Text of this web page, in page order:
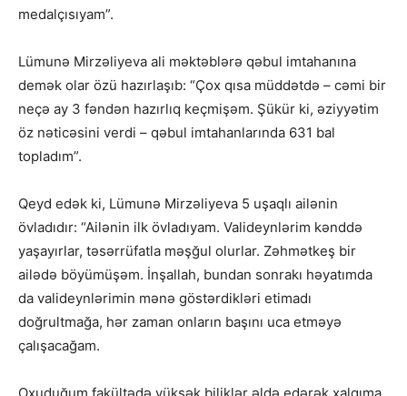
medalçısıyam”.
Lümunə Mirzəliyeva ali məktəblərə qəbul imtahanına
demək olar özü hazırlaşıb: “Çox qısa müddətdə – cəmi bir
neçə ay 3 fəndən hazırlıq keçmişəm. Şükür ki, əziyyətim
öz nəticəsini verdi – qəbul imtahanlarında 631 bal
topladım”.
Qeyd edək ki, Lümunə Mirzəliyeva 5 uşaqlı ailənin
övladıdır: “Ailənin ilk övladıyam. Valideynlərim kənddə
yaşayırlar, təsərrüfatla məşğul olurlar. Zəhmətkeş bir
ailədə böyümüşəm. İnşallah, bundan sonrakı həyatımda
da valideynlərimin mənə göstərdikləri etimadı
doğrultmağa, hər zaman onların başını uca etməyə
çalışacağam.